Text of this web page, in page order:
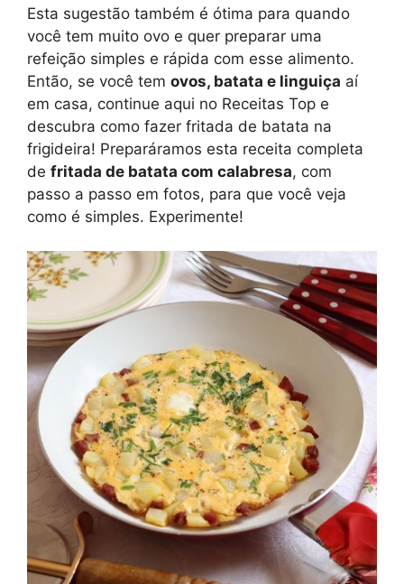
Esta sugestão também é ótima para quando
você tem muito ovo e quer preparar uma
refeição simples e rápida com esse alimento.
Então, se você tem ovos, batata e linguiça aí
em casa, continue aqui no Receitas Top e
descubra como fazer fritada de batata na
frigideira! Preparáramos esta receita completa
de fritada de batata com calabresa, com
passo a passo em fotos, para que você veja
como é simples. Experimente!